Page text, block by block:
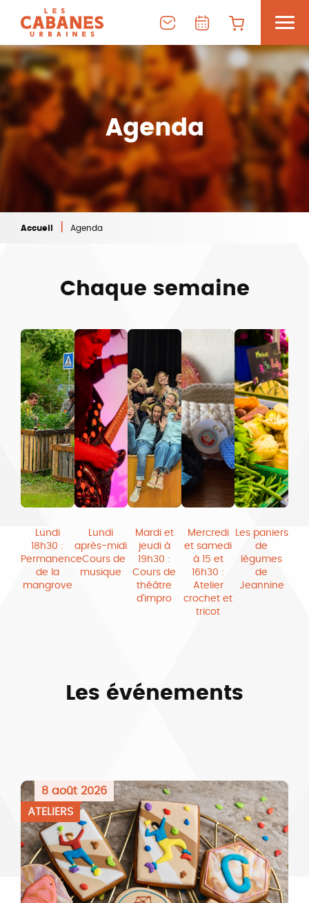
Agenda
Accueil Agenda
Chaque semaine
Lundi
18h30 :
Permanence
de la
mangrove
Lundi
après-midi
: Cours de
musique
Mardi et
jeudi à
19h30 :
Cours de
théâtre
d’impro
Mercredi
et samedi
à 15 et
16h30 :
Atelier
crochet et
tricot
Les paniers
de
légumes
de
Jeannine
Les événements
8 août 2026
ATELIERS